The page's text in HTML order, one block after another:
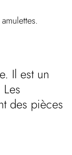
Il est un
des pièces